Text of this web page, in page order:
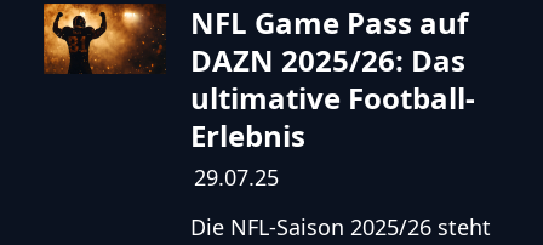
NFL Game Pass auf
DAZN 2025/26: Das
ultimative Football-
Erlebnis
29.07.25
Die NFL-Saison 2025/26 steht